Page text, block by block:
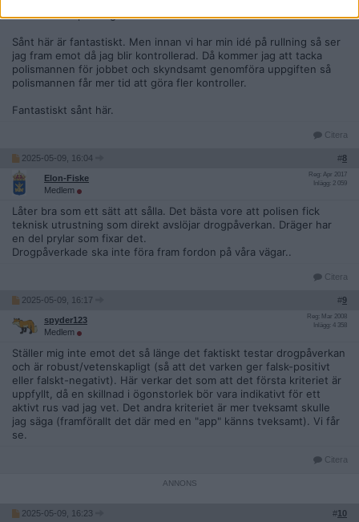
tusen förare per dag.
Sånt här är fantastiskt. Men innan vi har min idé på rullning så ser
jag fram emot då jag blir kontrollerad. Då kommer jag att tacka
polismannen för jobbet och skyndsamt genomföra uppgiften så
polismannen får mer tid att göra fler kontroller.
Fantastiskt sånt här.
Citera
2025-05-09, 16:04 #8
Elon-Fiske
Medlem
Reg: Apr 2017
Inlägg: 2 059
Låter bra som ett sätt att sålla. Det bästa vore att polisen fick
teknisk utrustning som direkt avslöjar drogpåverkan. Dräger har
en del prylar som fixar det.
Drogpåverkade ska inte föra fram fordon på våra vägar..
Citera
2025-05-09, 16:17 #9
spyder123
Medlem
Reg: Mar 2008
Inlägg: 4 358
Ställer mig inte emot det så länge det faktiskt testar drogpåverkan
och är robust/vetenskapligt (så att det varken ger falsk-positivt
eller falskt-negativt). Här verkar det som att det första kriteriet är
uppfyllt, då en skillnad i ögonstorlek bör vara indikativt för ett
aktivt rus vad jag vet. Det andra kriteriet är mer tveksamt skulle
jag säga (framförallt det där med en "app" känns tveksamt). Vi får
se.
Citera
2025-05-09, 16:23 #10